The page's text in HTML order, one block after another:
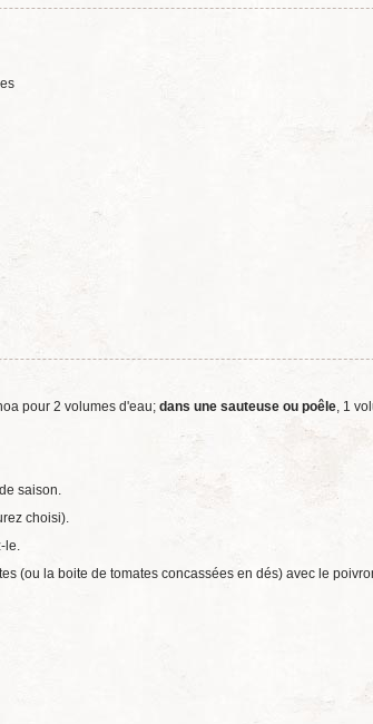
pour 2 volumes d'eau; dans une sauteuse ou poêle, 1
saison.
choisi).
le.
(ou la boite de tomates concassées en dés) avec le